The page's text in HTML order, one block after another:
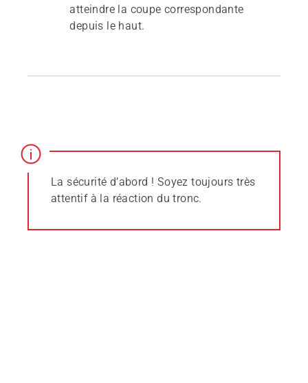
atteindre la coupe correspondante
depuis le haut.
La sécurité d’abord ! Soyez toujours très
attentif à la réaction du tronc.